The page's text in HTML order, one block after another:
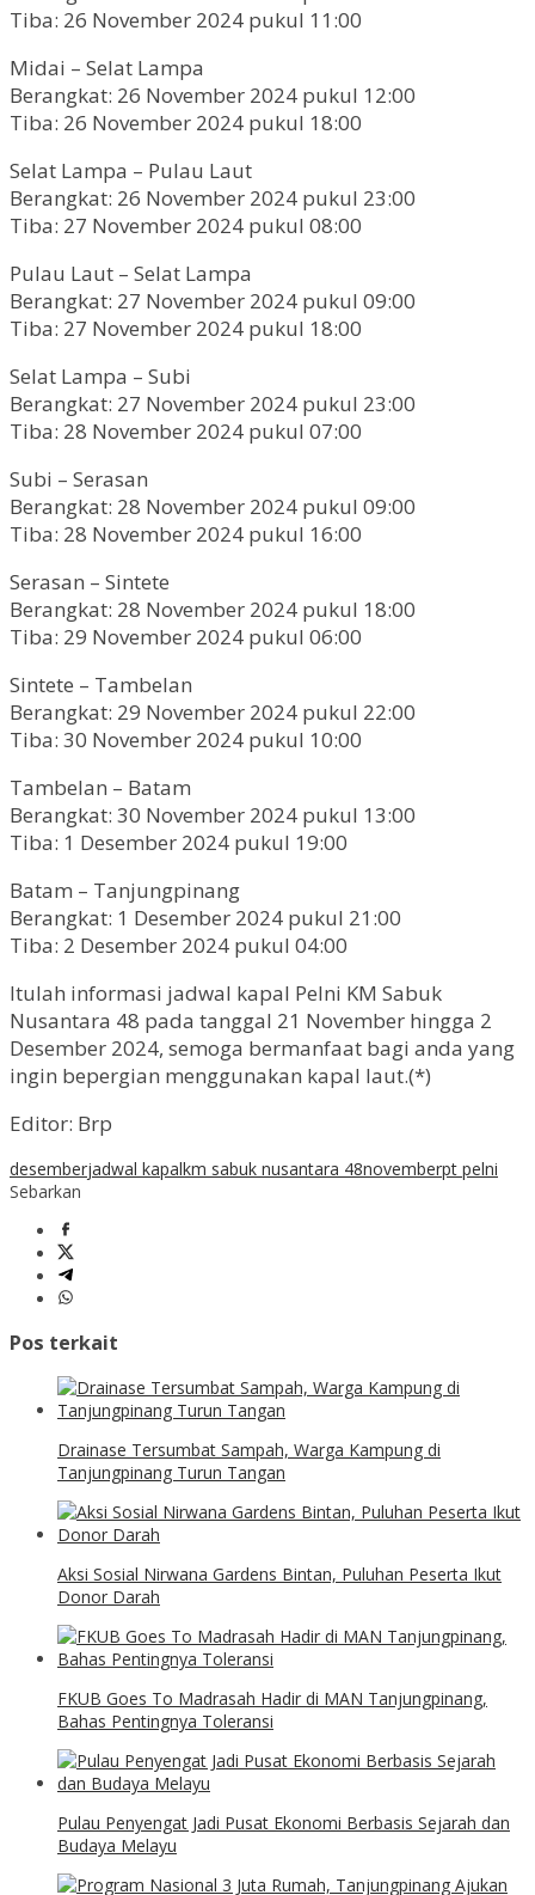
Tiba: 26 November 2024 pukul 11:00
Midai – Selat Lampa
Berangkat: 26 November 2024 pukul 12:00
Tiba: 26 November 2024 pukul 18:00
Selat Lampa – Pulau Laut
Berangkat: 26 November 2024 pukul 23:00
Tiba: 27 November 2024 pukul 08:00
Pulau Laut – Selat Lampa
Berangkat: 27 November 2024 pukul 09:00
Tiba: 27 November 2024 pukul 18:00
Selat Lampa – Subi
Berangkat: 27 November 2024 pukul 23:00
Tiba: 28 November 2024 pukul 07:00
Subi – Serasan
Berangkat: 28 November 2024 pukul 09:00
Tiba: 28 November 2024 pukul 16:00
Serasan – Sintete
Berangkat: 28 November 2024 pukul 18:00
Tiba: 29 November 2024 pukul 06:00
Sintete – Tambelan
Berangkat: 29 November 2024 pukul 22:00
Tiba: 30 November 2024 pukul 10:00
Tambelan – Batam
Berangkat: 30 November 2024 pukul 13:00
Tiba: 1 Desember 2024 pukul 19:00
Batam – Tanjungpinang
Berangkat: 1 Desember 2024 pukul 21:00
Tiba: 2 Desember 2024 pukul 04:00
Itulah informasi jadwal kapal Pelni KM Sabuk
Nusantara 48 pada tanggal 21 November hingga 2
Desember 2024, semoga bermanfaat bagi anda yang
ingin bepergian menggunakan kapal laut.(*)
Editor: Brp
desemberjadwal kapalkm sabuk nusantara 48novemberpt pelni
Sebarkan
Pos terkait
Drainase Tersumbat Sampah, Warga Kampung di
Tanjungpinang Turun Tangan
Aksi Sosial Nirwana Gardens Bintan, Puluhan Peserta Ikut
Donor Darah
FKUB Goes To Madrasah Hadir di MAN Tanjungpinang,
Bahas Pentingnya Toleransi
Pulau Penyengat Jadi Pusat Ekonomi Berbasis Sejarah dan
Budaya Melayu